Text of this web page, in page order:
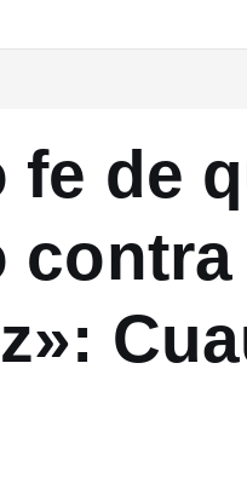
fe de
contra